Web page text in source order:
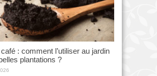
: comment l’utiliser au jardin
plantations ?